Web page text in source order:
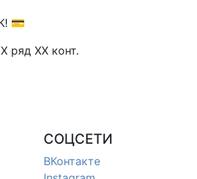
💳
ряд XX конт.
СОЦСЕТИ
ВКонтакте